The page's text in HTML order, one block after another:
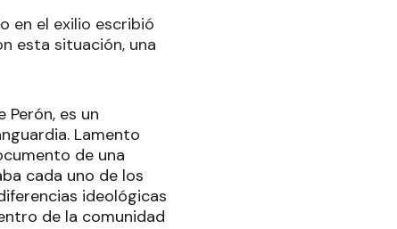
en el exilio escribió
esta situación, una
es un
Lamento
de una
cada uno de los
ideológicas
de la comunidad